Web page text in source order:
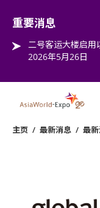
重要消息
二号客运大楼启用
2026年5月26日
主页 / 最新消息 / 最